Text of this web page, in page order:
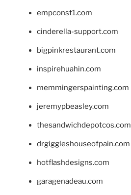
empconst1.com
cinderella-support.com
bigpinkrestaurant.com
inspirehuahin.com
memmingerspainting.com
jeremypbeasley.com
thesandwichdepotcos.com
drgiggleshouseofpain.com
hotflashdesigns.com
garagenadeau.com